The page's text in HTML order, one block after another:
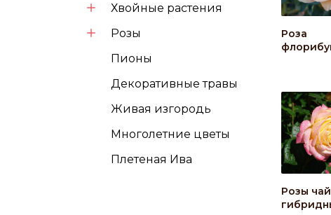
Хвойные растения
Розы
Пионы
Декоративные травы
Живая изгородь
Многолетние цветы
Плетеная Ива
Роза
Розы